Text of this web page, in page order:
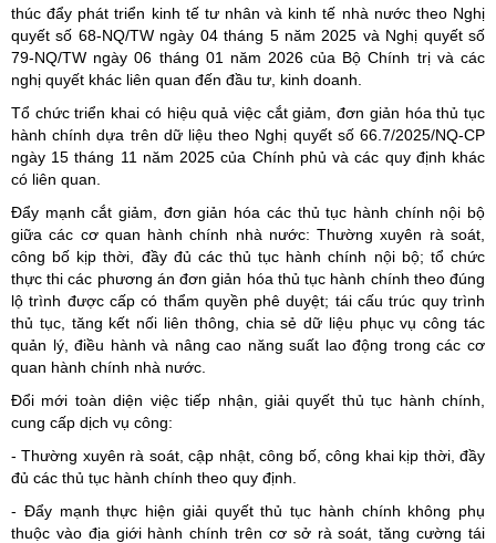
thúc đẩy phát triển kinh tế tư nhân và kinh tế nhà nước theo Nghị
quyết số 68-NQ/TW ngày 04 tháng 5 năm 2025 và Nghị quyết số
79-NQ/TW ngày 06 tháng 01 năm 2026 của Bộ Chính trị và các
nghị quyết khác liên quan đến đầu tư, kinh doanh.
Tổ chức triển khai có hiệu quả việc cắt giảm, đơn giản hóa thủ tục
hành chính dựa trên dữ liệu theo Nghị quyết số 66.7/2025/NQ-CP
ngày 15 tháng 11 năm 2025 của Chính phủ và các quy định khác
có liên quan.
Đẩy mạnh cắt giảm, đơn giản hóa các thủ tục hành chính nội bộ
giữa các cơ quan hành chính nhà nước: Thường xuyên rà soát,
công bố kịp thời, đầy đủ các thủ tục hành chính nội bộ; tổ chức
thực thi các phương án đơn giản hóa thủ tục hành chính theo đúng
lộ trình được cấp có thẩm quyền phê duyệt; tái cấu trúc quy trình
thủ tục, tăng kết nối liên thông, chia sẻ dữ liệu phục vụ công tác
quản lý, điều hành và nâng cao năng suất lao động trong các cơ
quan hành chính nhà nước.
Đổi mới toàn diện việc tiếp nhận, giải quyết thủ tục hành chính,
cung cấp dịch vụ công:
- Thường xuyên rà soát, cập nhật, công bố, công khai kịp thời, đầy
đủ các thủ tục hành chính theo quy định.
- Đẩy mạnh thực hiện giải quyết thủ tục hành chính không phụ
thuộc vào địa giới hành chính trên cơ sở rà soát, tăng cường tái